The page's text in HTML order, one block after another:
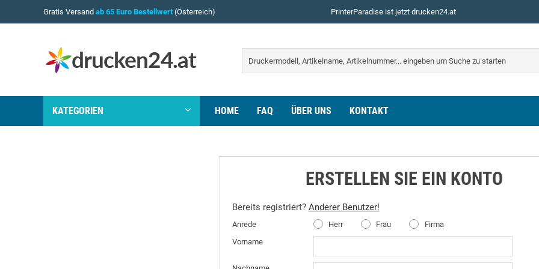
Gratis Versand ab 65 Euro Bestellwert (Österreich) PrinterParadise ist jetzt drucken24.at
KATEGORIEN HOME FAQ ÜBER UNS KONTAKT
ERSTELLEN SIE EIN KONTO
Bereits registriert? Anderer Benutzer!
Anrede Herr Frau
Firma
Vorname